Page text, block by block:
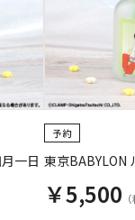
一日 東京BABYLON
￥5,500